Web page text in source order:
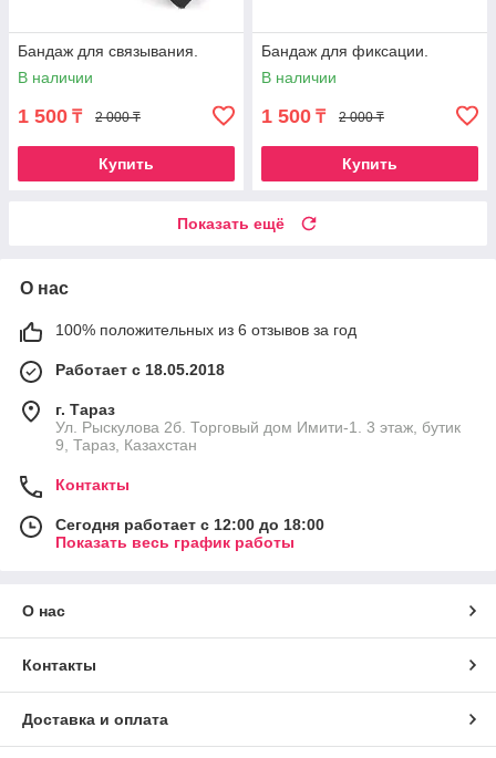
Бандаж для связывания.
В наличии
1 500 ₸ 2 000 ₸
Купить
Бандаж для фиксации.
В наличии
1 500 ₸ 2 000 ₸
Купить
Показать ещё
О нас
100% положительных из 6 отзывов за год
Работает с 18.05.2018
г. Тараз
Ул. Рыскулова 2б. Торговый дом Имити-1. 3 этаж, бутик
9, Тараз, Казахстан
Контакты
Сегодня работает с 12:00 до 18:00
Показать весь график работы
О нас
Контакты
Доставка и оплата